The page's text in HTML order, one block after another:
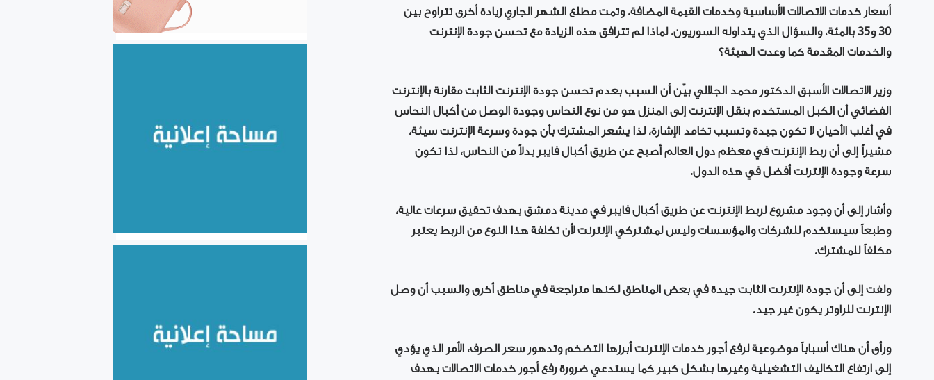
أسعار خدمات الاتصالات الأساسية وخدمات القيمة المضافة، وتمت مطلع الشهر الجاري زيادة أخرى تتراوح بين
30 و35 بالمئة، والسؤال الذي يتداوله السوريون، لماذا لم تترافق هذه الزيادة مع تحسن جودة الإنترنت
والخدمات المقدمة كما وعدت الهيئة؟
وزير الاتصالات الأسبق الدكتور محمد الجلالي بيّن أن السبب بعدم تحسن جودة الإنترنت الثابت مقارنة بالإنترنت
الفضائي أن الكبل المستخدم بنقل الإنترنت إلى المنزل هو من نوع النحاس وجودة الوصل من أكبال النحاس
في أغلب الأحيان لا تكون جيدة وتسبب تخامد الإشارة، لذا يشعر المشترك بأن جودة وسرعة الإنترنت سيئة،
مشيراً إلى أن ربط الإنترنت في معظم دول العالم أصبح عن طريق أكبال فايبر بدلاً من النحاس، لذا تكون
سرعة وجودة الإنترنت أفضل في هذه الدول.
وأشار إلى أن وجود مشروع لربط الإنترنت عن طريق أكبال فايبر في مدينة دمشق بهدف تحقيق سرعات عالية،
وطبعاً سيستخدم للشركات والمؤسسات وليس لمشتركي الإنترنت لأن تكلفة هذا النوع من الربط يعتبر
مكلفاً للمشترك.
ولفت إلى أن جودة الإنترنت الثابت جيدة في بعض المناطق لكنها متراجعة في مناطق أخرى والسبب أن وصل
الإنترنت للراوتر يكون غير جيد.
ورأى أن هناك أسباباً موضوعية لرفع أجور خدمات الإنترنت أبرزها التضخم وتدهور سعر الصرف، الأمر الذي يؤدي
إلى ارتفاع التكاليف التشغيلية وغيرها بشكل كبير كما يستدعي ضرورة رفع أجور خدمات الاتصالات بهدف
الموافقة المسبقة للدخول إلى